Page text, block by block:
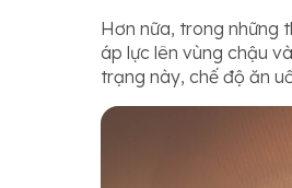
Hơn nữa, trong những
áp lực lên vùng chậu
trạng này, chế độ ăn